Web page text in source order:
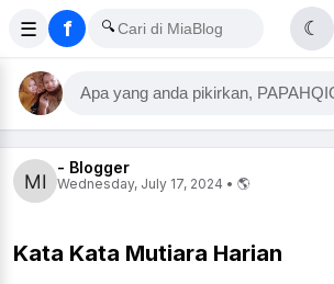
☰ f 🔍 ☾
Apa yang anda pikirkan,
- Blogger
Wednesday, July 17, 2024 • 🌎
Kata Kata Mutiara Harian